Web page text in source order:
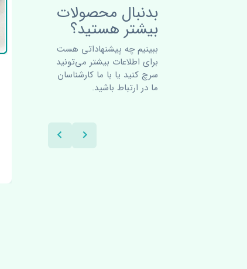
بدنبال محصولات
بیشتر هستید؟
ببینیم چه پیشنهاداتی هست
برای اطلاعات بیشتر می‌تونید
سرچ کنید یا با ما کارشناسان
ما در ارتباط باشید.
دسته برف پاک کن سوزوکی
ویتارا 2400 اصلی